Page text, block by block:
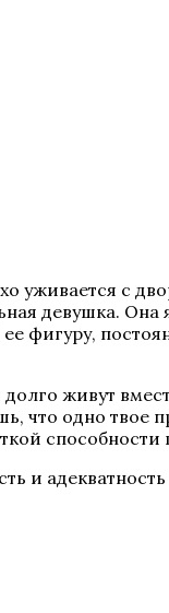
уживается с
девушка.
фигуру,
живут
что одно
и